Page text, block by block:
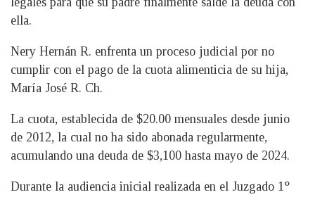
ella.
Nery Hernán R. enfrenta un proceso judicial por no
cumplir con el pago de la cuota alimenticia de su hija,
María José R. Ch.
La cuota, establecida de $20.00 mensuales desde junio
de 2012, la cual no ha sido abonada regularmente,
acumulando una deuda de $3,100 hasta mayo de 2024.
Durante la audiencia inicial realizada en el Juzgado 1°